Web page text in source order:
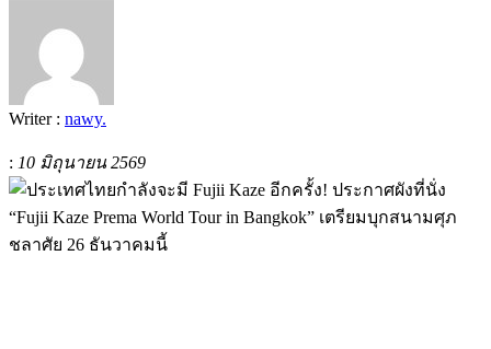
Writer : nawy.
: 10 มิถุนายน 2569